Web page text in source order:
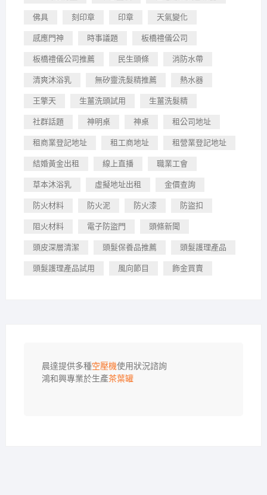
佛具 刻印章 印章 天氣變化
感應門神 時事議題 板橋禮儀公司
板橋禮儀公司推薦 民生頭條 消防水帶
清爽沐浴乳 無矽靈洗髮精推薦 熱水器
王擎天 生薑洗頭試用 生薑洗髮精
社群話題 神明桌 神桌 租公司地址
租商業登記地址 租工商地址 租營業登記地址
結婚黃金出租 線上直播 職業工會
草本沐浴乳 虛擬地址出租 金價查詢
防火材料 防火泥 防火漆 防盜扣
阻火材料 電子防盜門 頭條新聞
頭皮深層清潔 頭髮保養品推薦 頭髮護理產品
頭髮護理產品試用 風向節目 飾金買賣
晨達提供多種空壓機使用狀況諮詢
鴻和興專業於生產茶葉罐